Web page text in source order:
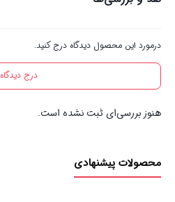
درمورد این محصول دیدگاه درج کنید.
درج دیدگاه
هنوز بررسی‌ای ثبت نشده است.
محصولات پیشنهادی